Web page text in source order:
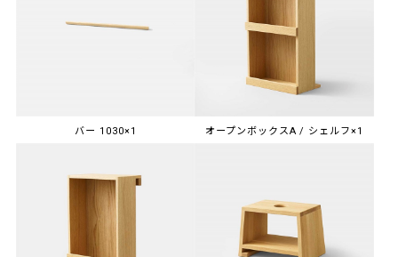
バー 1030×1 オープンボックスA / シェルフ×1